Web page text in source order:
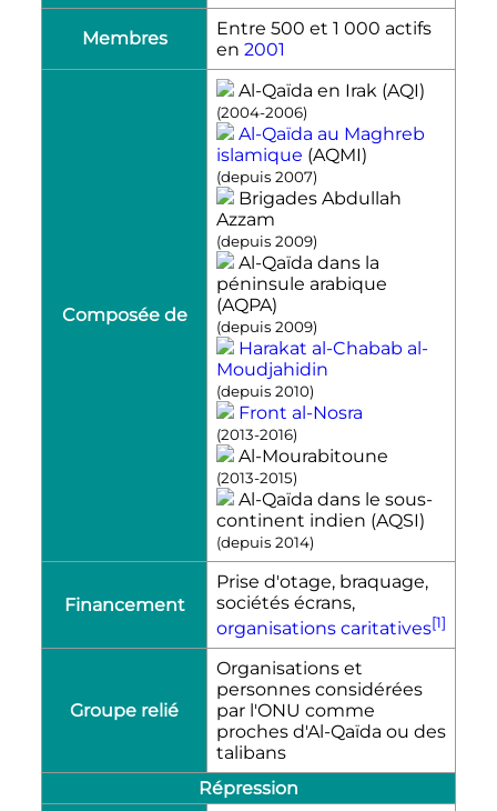
Membres
Entre 500 et 1 000 actifs
en 2001
Composée de
Al-Qaïda en Irak (AQI)
(2004-2006)
Al-Qaïda au Maghreb
islamique (AQMI)
(depuis 2007)
Brigades Abdullah
Azzam
(depuis 2009)
Al-Qaïda dans la
péninsule arabique
(AQPA)
(depuis 2009)
Harakat al-Chabab al-
Moudjahidin
(depuis 2010)
Front al-Nosra
(2013-2016)
Al-Mourabitoune
(2013-2015)
Al-Qaïda dans le sous-
continent indien (AQSI)
(depuis 2014)
Financement
Prise d'otage, braquage,
sociétés écrans,
organisations caritatives[1]
Groupe relié
Organisations et
personnes considérées
par l'ONU comme
proches d'Al-Qaïda ou des
talibans
Répression